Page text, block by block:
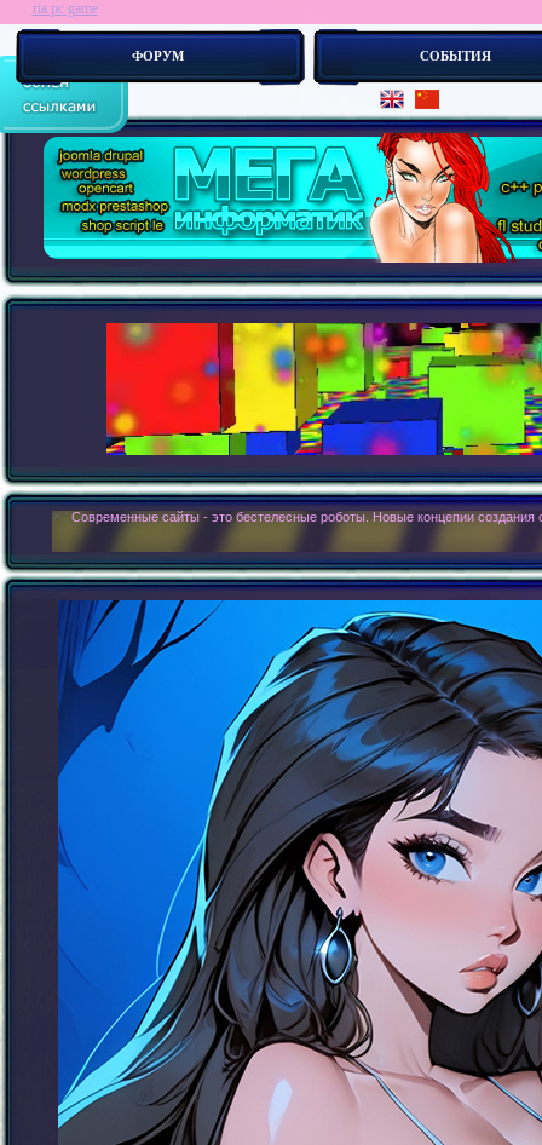
ФОРУМ СОБЫТИЯ
ria pc game
> : Современные сайты - это бестелесные роботы. Новые концепии создания